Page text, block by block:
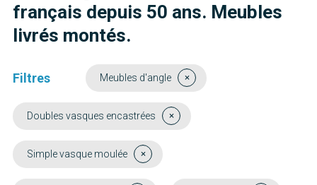
français depuis 50 ans. Meubles
livrés montés.
Filtres Meubles d'angle
Doubles vasques encastrées
Simple vasque moulée